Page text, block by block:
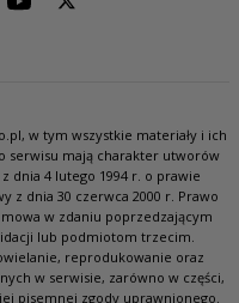
w tym wszystkie materiały i ich
serwisu mają charakter utworów
dnia 4 lutego 1994 r. o prawie
z dnia 30 czerwca 2000 r. Prawo
w zdaniu poprzedzającym
lub podmiotom trzecim.
reprodukowanie oraz
w serwisie, zarówno w części,
pisemnej zgody uprawnionego.